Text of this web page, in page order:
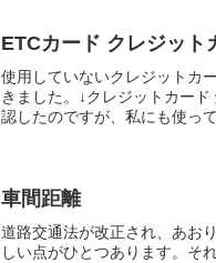
ETCカード クレジット
使用していないクレジットカ
きました。↓クレジットカー
認したのですが、私にも使っ
車間距離
道路交通法が改正され、あお
しい点がひとつあります。そ